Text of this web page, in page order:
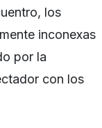
los
inconexas
por la
con los